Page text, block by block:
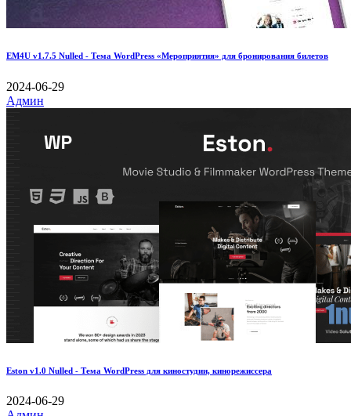
EM4U v1.7.5 Nulled - Тема WordPress «Мероприятия» для бронирования билетов
2024-06-29
Админ
Eston v1.0 Nulled - Тема WordPress для киностудии, кинорежиссера
2024-06-29